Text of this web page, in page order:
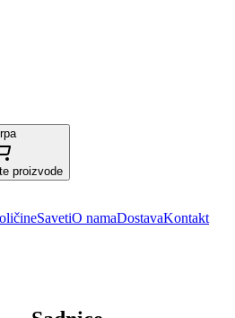
proizvode
SavetiO namaDostavaKontakt